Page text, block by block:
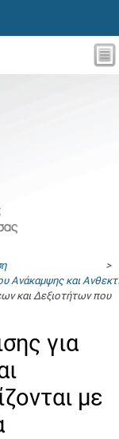
>
Ανάκαμψης και
και Δεξιοτήτων που
για
με